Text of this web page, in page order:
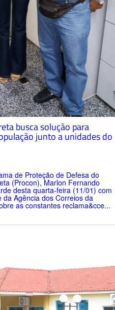
busca solução para
junto a unidades do
de Proteção de Defesa do
(Procon), Marlon Fernando
desta quarta-feira (11/01) com
Agência dos Correios da
as constantes reclama&cce...